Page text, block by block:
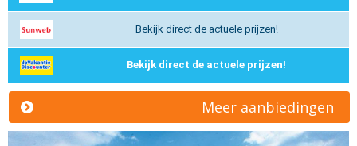
Bekijk direct de actuele prijzen!
Bekijk direct de actuele prijzen!
Meer aanbiedingen